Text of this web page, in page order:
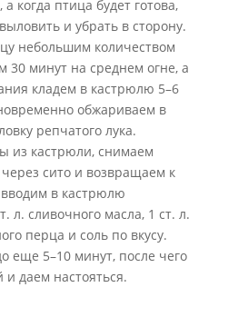
когда птица будет готова,
и убрать в сторону.
небольшим количеством
30 минут на среднем огне, а
кладем в кастрюлю 5–6
обжариваем в
репчатого лука.
из кастрюли, снимаем
сито и возвращаем к
в кастрюлю
л. сливочного масла, 1 ст. л.
перца и соль по вкусу.
еще 5–10 минут, после чего
даем настояться.